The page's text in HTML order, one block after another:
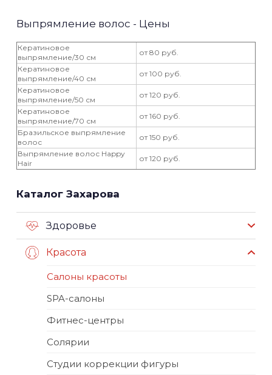
Выпрямление волос - Цены
Кератиновое
выпрямление/30 см
от 80 руб.
Кератиновое
выпрямление/40 см
от 100 руб.
Кератиновое
выпрямление/50 см
от 120 руб.
Кератиновое
выпрямление/70 см
от 160 руб.
Бразильское выпрямление
волос
от 150 руб.
Выпрямление волос Happy
Hair
от 120 руб.
Каталог Захарова
Здоровье
Красота
Салоны красоты
SPA-салоны
Фитнес-центры
Солярии
Студии коррекции фигуры